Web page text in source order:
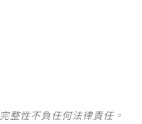
整性不負任何法律責任。